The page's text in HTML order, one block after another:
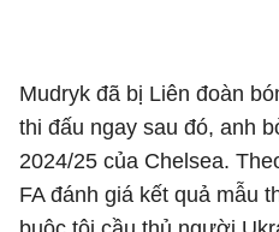
Mudryk đã bị Liên đoàn
thi đấu ngay sau đó, anh
2024/25 của Chelsea.
FA đánh giá kết quả mẫu